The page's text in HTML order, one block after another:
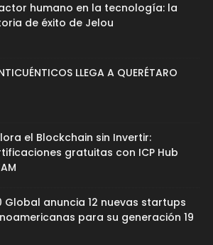
humano en la tecnología: la
de éxito de Jelou
LLEGA A QUERÉTARO
el Blockchain sin Invertir:
gratuitas con ICP Hub
Global anuncia 12 nuevas startups
para su generación 19